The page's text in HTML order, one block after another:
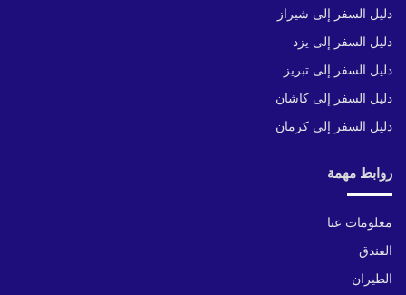
دليل السفر إلى شيراز
دليل السفر إلى يزد
دليل السفر إلى تبريز
دليل السفر إلى كاشان
دليل السفر إلى كرمان
روابط مهمة
معلومات عنا
الفندق
الطيران